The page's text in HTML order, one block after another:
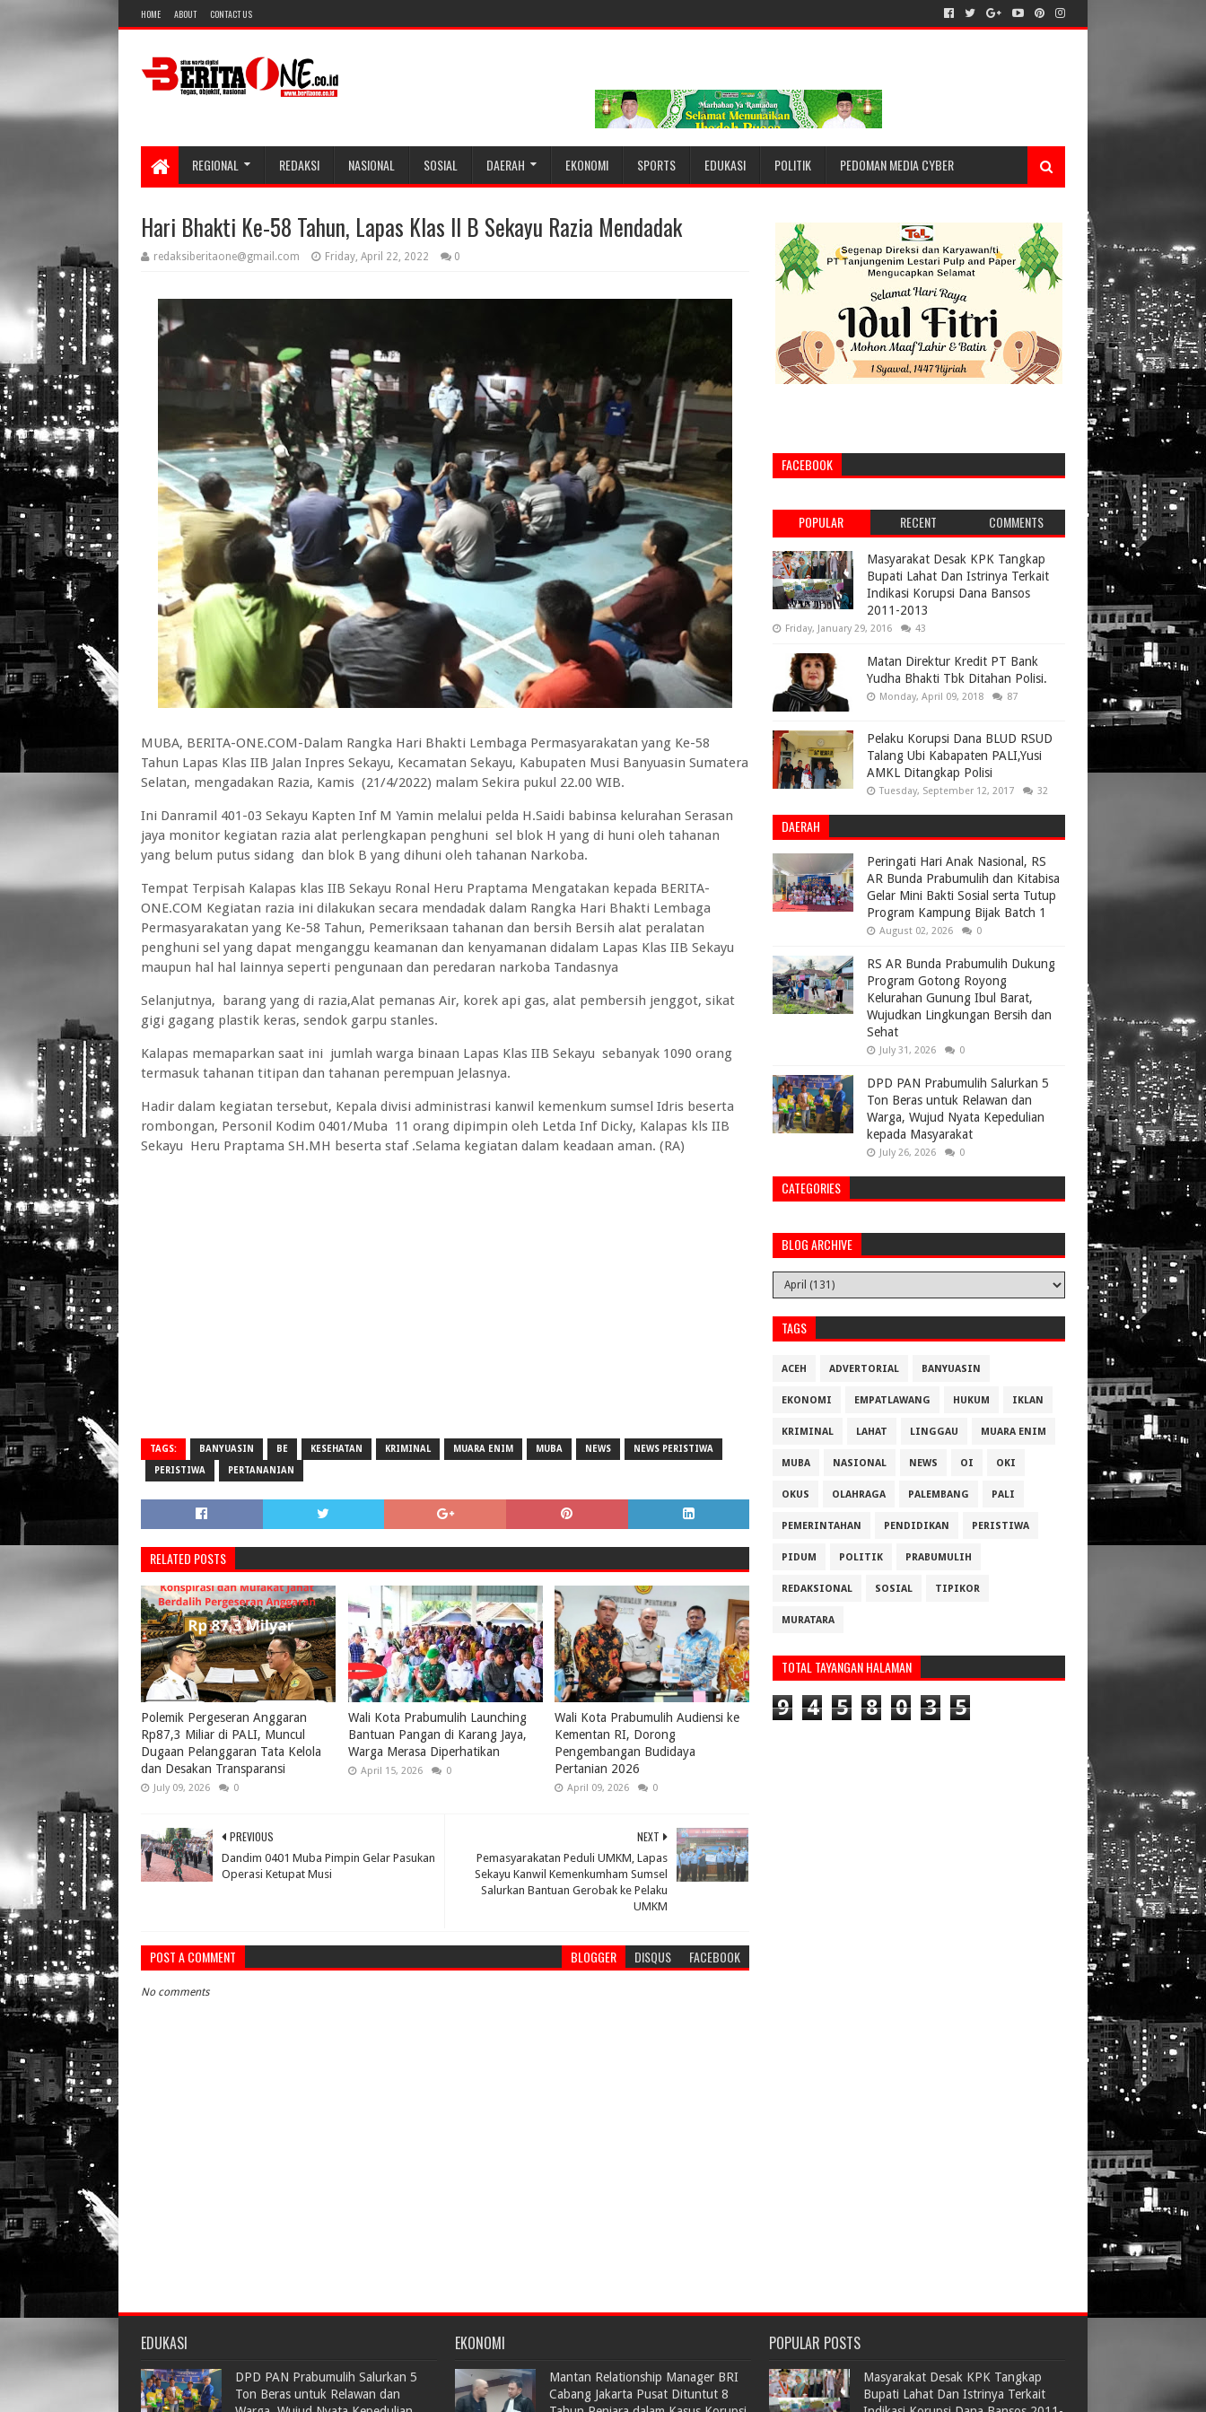
HOME ABOUT CONTACT US
REGIONAL REDAKSI NASIONAL SOSIAL DAERAH EKONOMI SPORTS EDUKASI POLITIK PEDOMAN MEDIA CYBER
Hari Bhakti Ke-58 Tahun, Lapas Klas II B Sekayu Razia Mendadak
redaksiberitaone@gmail.com Friday, April 22, 2022 0
MUBA, BERITA-ONE.COM-Dalam Rangka Hari Bhakti Lembaga Permasyarakatan yang Ke-58
Tahun Lapas Klas IIB Jalan Inpres Sekayu, Kecamatan Sekayu, Kabupaten Musi Banyuasin Sumatera
Selatan, mengadakan Razia, Kamis (21/4/2022) malam Sekira pukul 22.00 WIB.
Ini Danramil 401-03 Sekayu Kapten Inf M Yamin melalui pelda H.Saidi babinsa kelurahan Serasan
jaya monitor kegiatan razia alat perlengkapan penghuni sel blok H yang di huni oleh tahanan
yang belum putus sidang dan blok B yang dihuni oleh tahanan Narkoba.
Tempat Terpisah Kalapas klas IIB Sekayu Ronal Heru Praptama Mengatakan kepada BERITA-
ONE.COM Kegiatan razia ini dilakukan secara mendadak dalam Rangka Hari Bhakti Lembaga
Permasyarakatan yang Ke-58 Tahun, Pemeriksaan tahanan dan bersih Bersih alat peralatan
penghuni sel yang dapat menganggu keamanan dan kenyamanan didalam Lapas Klas IIB Sekayu
maupun hal hal lainnya seperti pengunaan dan peredaran narkoba Tandasnya
Selanjutnya, barang yang di razia,Alat pemanas Air, korek api gas, alat pembersih jenggot, sikat
gigi gagang plastik keras, sendok garpu stanles.
Kalapas memaparkan saat ini jumlah warga binaan Lapas Klas IIB Sekayu sebanyak 1090 orang
termasuk tahanan titipan dan tahanan perempuan Jelasnya.
Hadir dalam kegiatan tersebut, Kepala divisi administrasi kanwil kemenkum sumsel Idris beserta
rombongan, Personil Kodim 0401/Muba 11 orang dipimpin oleh Letda Inf Dicky, Kalapas kls IIB
Sekayu Heru Praptama SH.MH beserta staf .Selama kegiatan dalam keadaan aman. (RA)
TAGS: BANYUASIN BE KESEHATAN KRIMINAL MUARA ENIM MUBA NEWS NEWS PERISTIWA
PERISTIWA PERTANANIAN
RELATED POSTS
Polemik Pergeseran Anggaran
Rp87,3 Miliar di PALI, Muncul
Dugaan Pelanggaran Tata Kelola
dan Desakan Transparansi
July 09, 2026 0
Wali Kota Prabumulih Launching
Bantuan Pangan di Karang Jaya,
Warga Merasa Diperhatikan
April 15, 2026 0
Wali Kota Prabumulih Audiensi ke
Kementan RI, Dorong
Pengembangan Budidaya
Pertanian 2026
April 09, 2026 0
NEXT
Pemasyarakatan Peduli UMKM, Lapas
Sekayu Kanwil Kemenkumham Sumsel
Salurkan Bantuan Gerobak ke Pelaku
UMKM
PREVIOUS
Dandim 0401 Muba Pimpin Gelar Pasukan
Operasi Ketupat Musi
POST A COMMENT BLOGGER DISQUS FACEBOOK
No comments
FACEBOOK
POPULAR RECENT COMMENTS
Masyarakat Desak KPK Tangkap
Bupati Lahat Dan Istrinya Terkait
Indikasi Korupsi Dana Bansos
2011-2013
Friday, January 29, 2016 43
Matan Direktur Kredit PT Bank
Yudha Bhakti Tbk Ditahan Polisi.
Monday, April 09, 2018 87
Pelaku Korupsi Dana BLUD RSUD
Talang Ubi Kabapaten PALI,Yusi
AMKL Ditangkap Polisi
Tuesday, September 12, 2017 32
DAERAH
Peringati Hari Anak Nasional, RS
AR Bunda Prabumulih dan Kitabisa
Gelar Mini Bakti Sosial serta Tutup
Program Kampung Bijak Batch 1
August 02, 2026 0
RS AR Bunda Prabumulih Dukung
Program Gotong Royong
Kelurahan Gunung Ibul Barat,
Wujudkan Lingkungan Bersih dan
Sehat
July 31, 2026 0
DPD PAN Prabumulih Salurkan 5
Ton Beras untuk Relawan dan
Warga, Wujud Nyata Kepedulian
kepada Masyarakat
July 26, 2026 0
CATEGORIES
BLOG ARCHIVE
TAGS
ACEH ADVERTORIAL BANYUASIN
EKONOMI EMPATLAWANG HUKUM IKLAN
KRIMINAL LAHAT LINGGAU MUARA ENIM
MUBA NASIONAL NEWS OI OKI
OKUS OLAHRAGA PALEMBANG PALI
PEMERINTAHAN PENDIDIKAN PERISTIWA
PIDUM POLITIK PRABUMULIH
REDAKSIONAL SOSIAL TIPIKOR
MURATARA
TOTAL TAYANGAN HALAMAN
9 4 5 8 0 3 5
EDUKASI
DPD PAN Prabumulih Salurkan 5
Ton Beras untuk Relawan dan
EKONOMI
Mantan Relationship Manager BRI
Cabang Jakarta Pusat Dituntut 8
POPULAR POSTS
Masyarakat Desak KPK Tangkap
Bupati Lahat Dan Istrinya Terkait